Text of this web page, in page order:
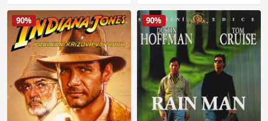
90% 90%